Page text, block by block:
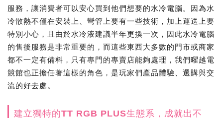
服務，讓消費者可以安心買到他們想要的水冷電腦。因為水
冷散熱不僅在安裝上、彎管上要有一些技術，加上運送上要
特別小心，且由於水冷液建議半年更換一次，因此水冷電腦
的售後服務是非常重要的，而這些東西大多數的門市或商家
都不一定有備料，只有專門的專賣店能夠處理，我們曜越電
競館也正擔任著這樣的角色，是玩家們產品體驗、選購與交
流的好去處。
建立獨特的TT RGB PLUS生態系，成就出不